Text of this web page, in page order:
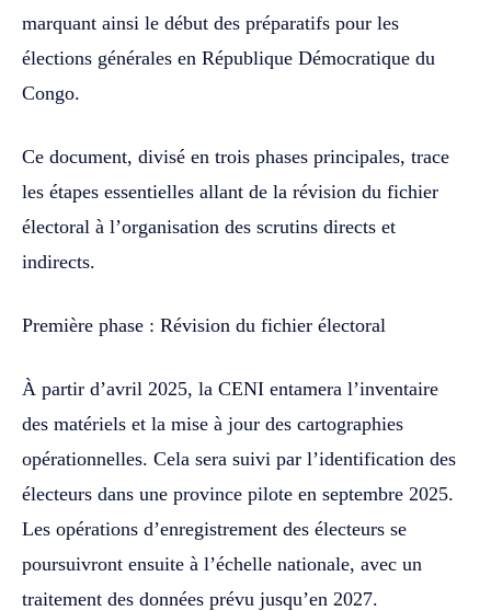
marquant ainsi le début des préparatifs pour les
élections générales en République Démocratique du
Congo.
Ce document, divisé en trois phases principales, trace
les étapes essentielles allant de la révision du fichier
électoral à l’organisation des scrutins directs et
indirects.
Première phase : Révision du fichier électoral
À partir d’avril 2025, la CENI entamera l’inventaire
des matériels et la mise à jour des cartographies
opérationnelles. Cela sera suivi par l’identification des
électeurs dans une province pilote en septembre 2025.
Les opérations d’enregistrement des électeurs se
poursuivront ensuite à l’échelle nationale, avec un
traitement des données prévu jusqu’en 2027.